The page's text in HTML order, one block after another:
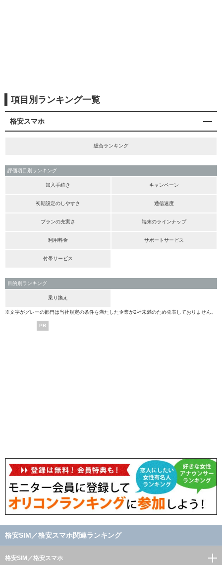
項目別ランキング一覧
格安スマホ
総合ランキング
評価項目別ランキング
加入手続き キャンペーン
初期設定のしやすさ 通信速度
プランの充実さ 端末のラインナップ
利用料金 サポートサービス
付帯サービス
目的別ランキング
乗り換え
※文字がグレーの部門は当社規定の条件を満たした企業が2社未満のため発表しておりません。
PR
格安SIM／格安スマホ関連ランキング
格安SIM／格安スマホ